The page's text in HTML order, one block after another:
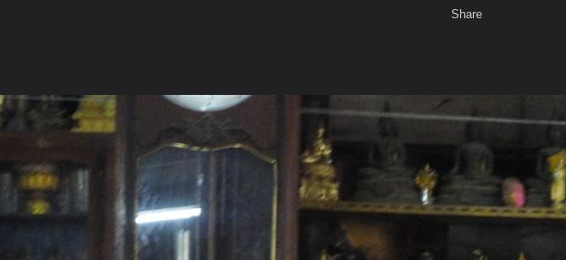
หน้าแรก รูปภาพ General ภาพพิธีบูชาครู หลวงปู่ทองอินทร์ วัดกลางคลองสี่ 27/01/54
DSC01575 (Large)
หน้าแรก เว็บบอร์ด มีอะไรใหม่ วิดีโอ รูปภาพ
หมวดหมู่ มีอะไรใหม่ คอลเล็คชั่น สถานที่
เสียงธรรม
Share